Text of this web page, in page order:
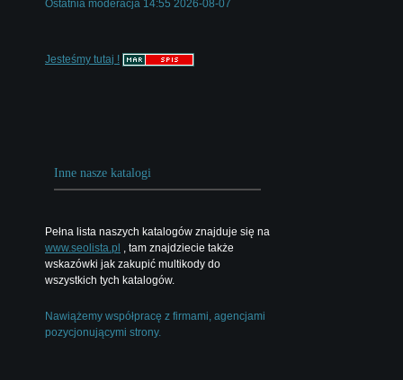
Ostatnia moderacja 14:55 2026-08-07
Jesteśmy tutaj !
Inne nasze katalogi
Pełna lista naszych katalogów znajduje się na
www.seolista.pl , tam znajdziecie także
wskazówki jak zakupić multikody do
wszystkich tych katalogów.
Nawiążemy współpracę z firmami, agencjami
pozycjonującymi strony.